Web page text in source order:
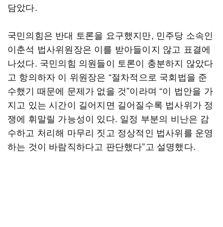
담았다.
국민의힘은 반대 토론을 요구했지만, 민주당 소속인
이춘석 법사위원장은 이를 받아들이지 않고 표결에
나섰다. 국민의힘 의원들이 토론이 충분하지 않았다
고 항의하자 이 위원장은 “절차적으로 국회법을 준
수했기 때문에 문제가 없을 것”이라며 “이 법안을 가
지고 있는 시간이 길어지면 길어질수록 법사위가 정
쟁에 휘말릴 가능성이 있다. 일정 부분의 비난은 감
수하고 처리해 마무리 짓고 정상적인 법사위를 운영
하는 것이 바람직하다고 판단했다”고 설명했다.